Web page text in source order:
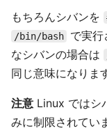
もちろんシバンを
/bin/bash で実行
なシバンの場合は
同じ意味になりま
注意 Linux ではシ
みに制限されてい